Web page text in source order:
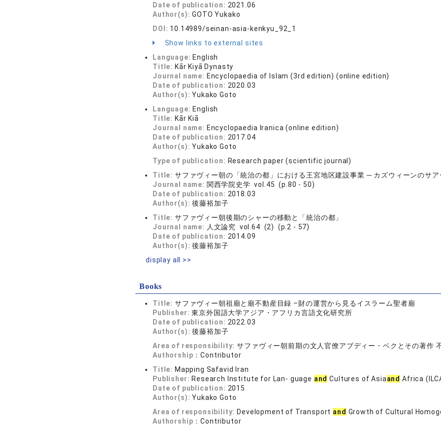
Date of publication: 2021.06
Author(s):GOTO Yukako
DOI: 10.14989/seinan-asia-kenkyu_92_1
Show links to external sites
Language: English
Title: Kār Kiyā Dynasty
Journal name: Encyclopaedia of Islam (3rd edition) (online edition)
Date of publication: 2020.03
Author(s):Yukako Goto
Language: English
Title: Kār Kiā
Journal name: Encyclopaedia Iranica (online edition)
Date of publication: 2017.04
Author(s):Yukako Goto
Type of publication: Research paper (scientific journal)
Title: サファヴィー朝の「統治の都」における王宮地区建設事業 ─ カズウィーンのサ
Journal name: 関西学院史学 vol.45 (p.80 - 50)
Date of publication: 2018.03
Author(s):後藤裕加子
Title: サファヴィー朝後期のシャーの移動と「統治の都」
Journal name: 人文論究 vol.64 (2) (p.2 - 57)
Date of publication: 2014.09
Author(s):後藤裕加子
display all >>
Books
Title: サファヴィー朝祖廟と廟不動産目録 –財の運営から見るイスラーム聖者廟
Publisher:東京外国語大学アジア・アフリカ言語文化研究所
Date of publication: 2022.03
Author(s):後藤裕加子
Area of responsibility:サファヴィー朝前期の文人官僚アブディー・ベクとその著作
Authorship：Contributor
Title: Mapping Safavid Iran
Publisher: Research Institute for Lan- guage and Cultures of Asiaand Africa
Date of publication: 2015
Author(s):Yukako Goto
Area of responsibility: Development of Transport and Growth of Cultural
Authorship：Contributor